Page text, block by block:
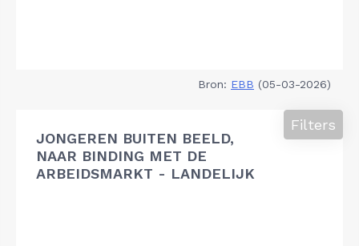
Bron: EBB (05-03-2026)
JONGEREN BUITEN BEELD,
NAAR BINDING MET DE
ARBEIDSMARKT - LANDELIJK
Filters